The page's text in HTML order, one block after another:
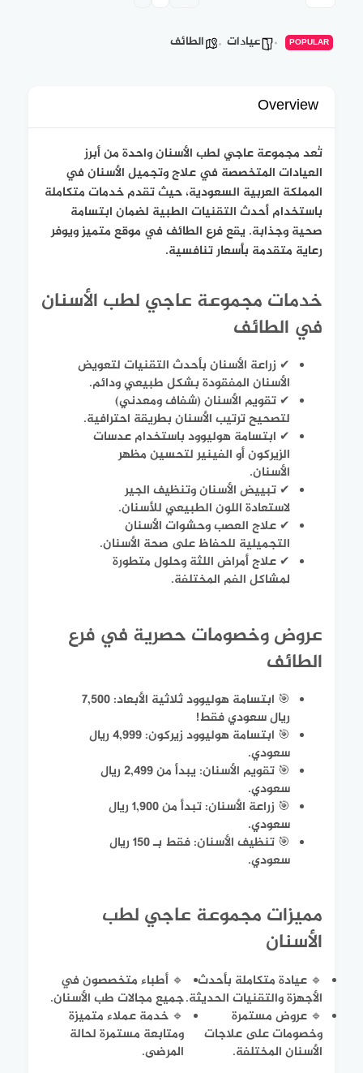
POPULAR عيادات الطائف
Overview
تُعد مجموعة عاجي لطب الأسنان واحدة من أبرز
العيادات المتخصصة في علاج وتجميل الأسنان في
المملكة العربية السعودية، حيث تقدم خدمات متكاملة
باستخدام أحدث التقنيات الطبية لضمان ابتسامة
صحية وجذابة. يقع فرع الطائف في موقع متميز ويوفر
رعاية متقدمة بأسعار تنافسية.
خدمات مجموعة عاجي لطب الأسنان
في الطائف
✔ زراعة الأسنان بأحدث التقنيات لتعويض
الأسنان المفقودة بشكل طبيعي ودائم.
✔ تقويم الأسنان (شفاف ومعدني)
لتصحيح ترتيب الأسنان بطريقة احترافية.
✔ ابتسامة هوليوود باستخدام عدسات
الزيركون أو الفينير لتحسين مظهر
الأسنان.
✔ تبييض الأسنان وتنظيف الجير
لاستعادة اللون الطبيعي للأسنان.
✔ علاج العصب وحشوات الأسنان
التجميلية للحفاظ على صحة الأسنان.
✔ علاج أمراض اللثة وحلول متطورة
لمشاكل الفم المختلفة.
عروض وخصومات حصرية في فرع
الطائف
🎯 ابتسامة هوليوود ثلاثية الأبعاد: 7,500
ريال سعودي فقط!
🎯 ابتسامة هوليوود زيركون: 4,999 ريال
سعودي.
🎯 تقويم الأسنان: يبدأ من 2,499 ريال
سعودي.
🎯 زراعة الأسنان: تبدأ من 1,900 ريال
سعودي.
🎯 تنظيف الأسنان: فقط بـ 150 ريال
سعودي.
مميزات مجموعة عاجي لطب
الأسنان
🔹 عيادة متكاملة بأحدث
الأجهزة والتقنيات الحديثة.
🔹 أطباء متخصصون في
جميع مجالات طب الأسنان.
🔹 عروض مستمرة
وخصومات على علاجات
الأسنان المختلفة.
🔹 خدمة عملاء متميزة
ومتابعة مستمرة لحالة
المرضى.